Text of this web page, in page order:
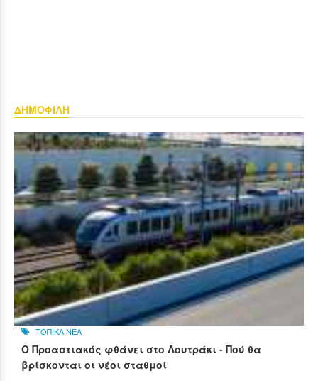
ΔΗΜΟΦΙΛΗ
ΤΟΠΙΚΑ ΝΕΑ
Ο Προαστιακός φθάνει στο Λουτράκι - Πού θα
βρίσκονται οι νέοι σταθμοί